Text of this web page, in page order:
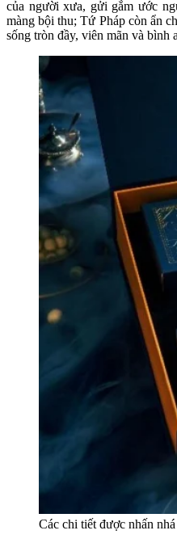
của người xưa, gửi gắm ước
màng bội thu; Tứ Pháp còn ẩn
sống tròn đầy, viên mãn và bình
Các chi tiết được nhấn